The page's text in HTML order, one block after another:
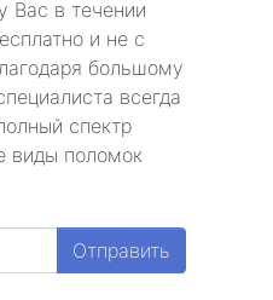
Вас в течении
и не с
большому
всегда
спектр
виды поломок
Отправить